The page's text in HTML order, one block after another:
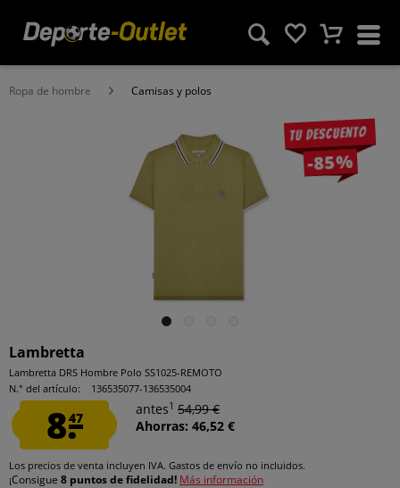
Ropa de hombre Camisas y polos
Tu descuento
-85%
Lambretta
Lambretta DRS Hombre Polo SS1025-REMOTO
N.° del artículo:
136535077-136535004
8.47
antes1 54,99 €
Ahorras: 46,52 €
Los precios de venta incluyen IVA. Gastos de envío no incluidos.
¡Consigue 8 puntos de fidelidad! Más información